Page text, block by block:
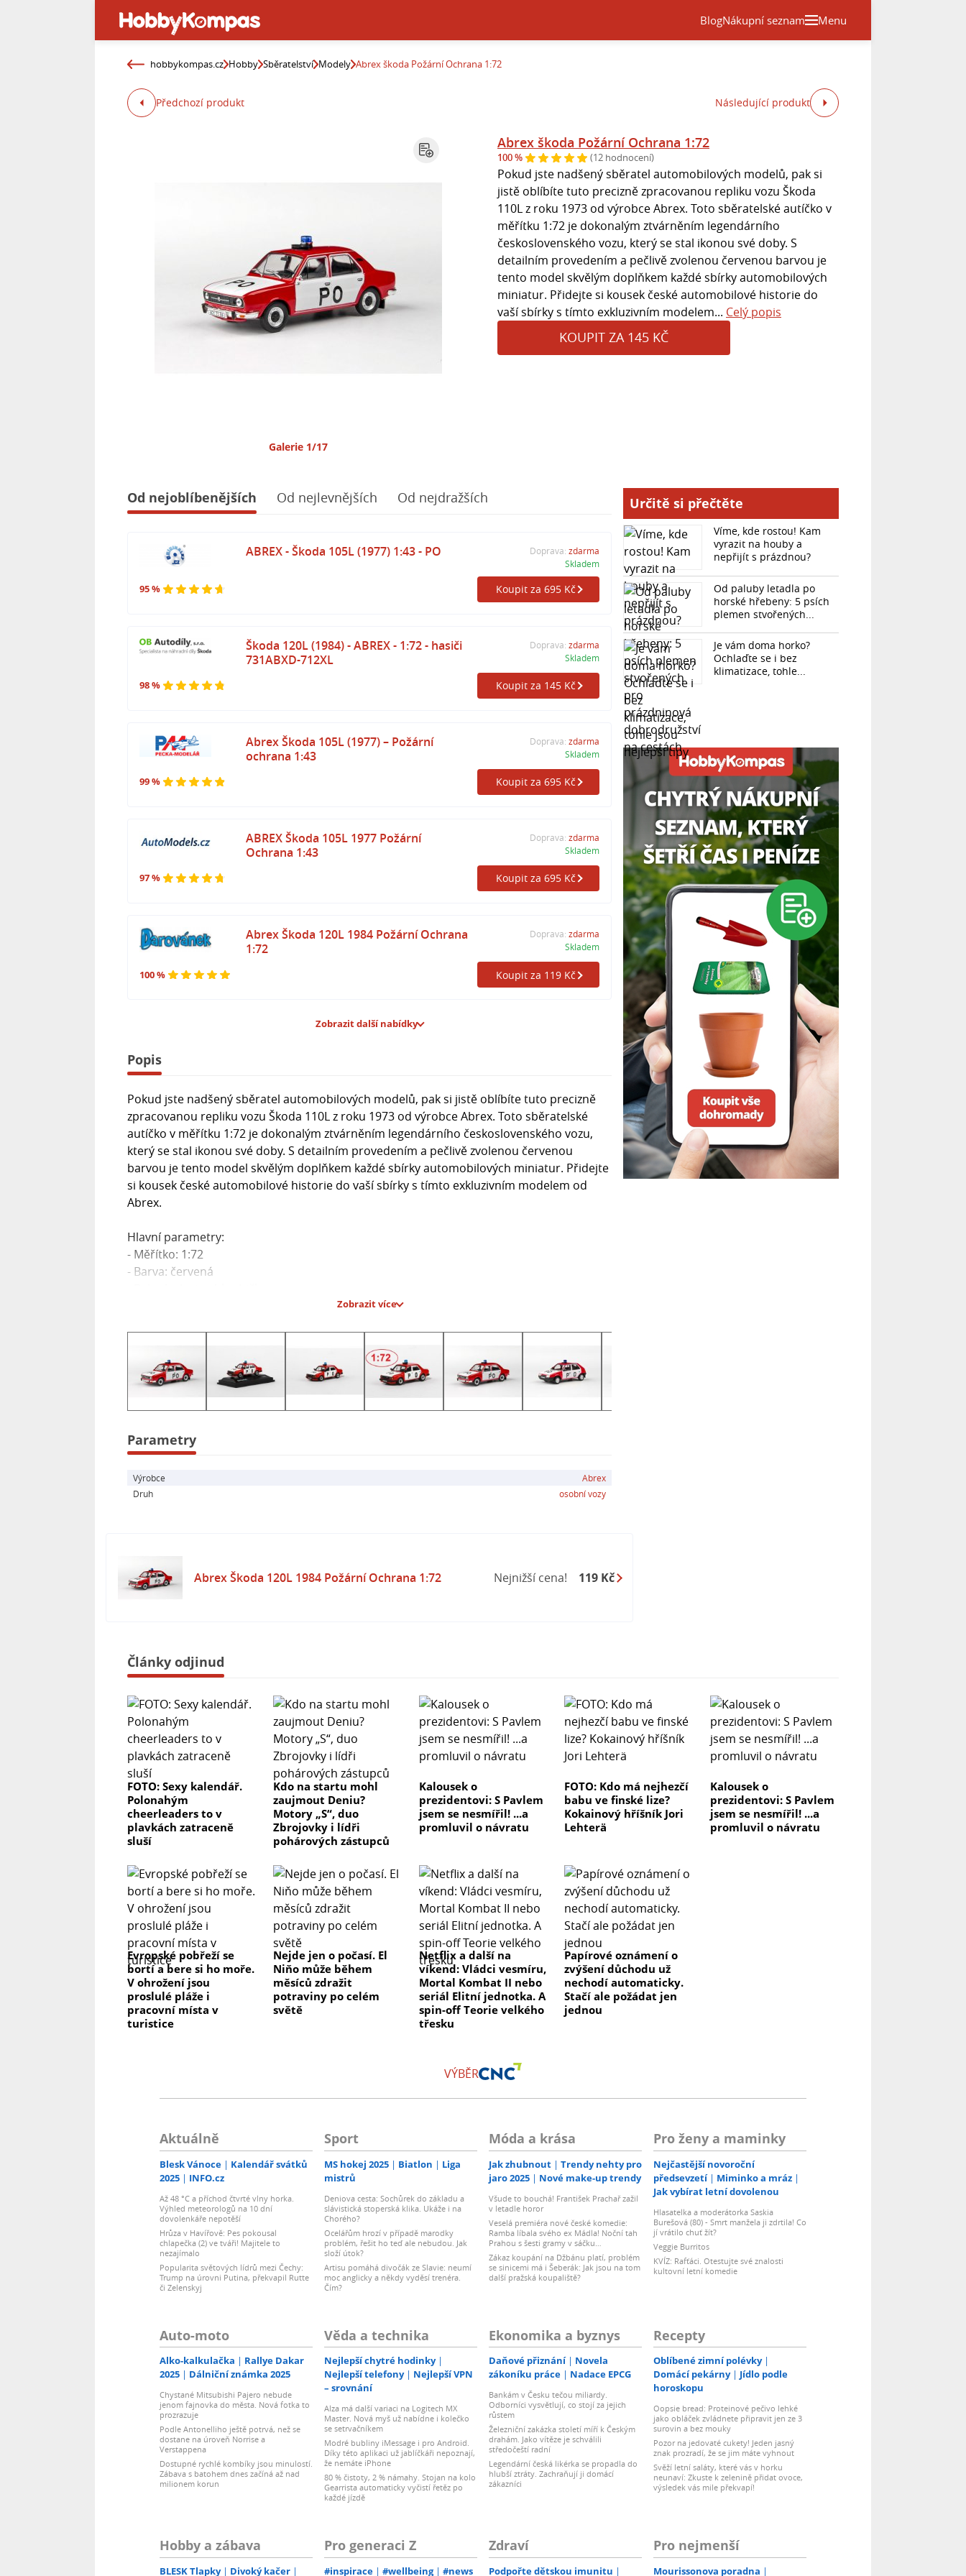
BlogNákupní seznam Menu
hobbykompas.cz Hobby Sběratelství Modely Abrex škoda Požární Ochrana 1:72
Předchozí produkt Následující produkt
Galerie 1/17
Abrex škoda Požární Ochrana 1:72
100 % (12 hodnocení)
Pokud jste nadšený sběratel automobilových modelů, pak si
jistě oblíbíte tuto precizně zpracovanou repliku vozu Škoda
110L z roku 1973 od výrobce Abrex. Toto sběratelské autíčko v
měřítku 1:72 je dokonalým ztvárněním legendárního
československého vozu, který se stal ikonou své doby. S
detailním provedením a pečlivě zvolenou červenou barvou je
tento model skvělým doplňkem každé sbírky automobilových
miniatur. Přidejte si kousek české automobilové historie do
vaší sbírky s tímto exkluzivním modelem... Celý popis
KOUPIT ZA 145 KČ
Od nejoblíbenějších Od nejlevnějších Od nejdražších
95 %
ABREX - Škoda 105L (1977) 1:43 - PO Doprava: zdarma
Skladem
Koupit za 695 Kč
98 %
Škoda 120L (1984) - ABREX - 1:72 - hasiči
731ABXD-712XL
Doprava: zdarma
Skladem
Koupit za 145 Kč
99 %
Abrex Škoda 105L (1977) – Požární
ochrana 1:43
Doprava: zdarma
Skladem
Koupit za 695 Kč
97 %
ABREX Škoda 105L 1977 Požární
Ochrana 1:43
Doprava: zdarma
Skladem
Koupit za 695 Kč
100 %
Abrex Škoda 120L 1984 Požární Ochrana
1:72
Doprava: zdarma
Skladem
Koupit za 119 Kč
Zobrazit další nabídky
Popis
Pokud jste nadšený sběratel automobilových modelů, pak si jistě oblíbíte tuto precizně
zpracovanou repliku vozu Škoda 110L z roku 1973 od výrobce Abrex. Toto sběratelské
autíčko v měřítku 1:72 je dokonalým ztvárněním legendárního československého vozu,
který se stal ikonou své doby. S detailním provedením a pečlivě zvolenou červenou
barvou je tento model skvělým doplňkem každé sbírky automobilových miniatur. Přidejte
si kousek české automobilové historie do vaší sbírky s tímto exkluzivním modelem od
Abrex.
Hlavní parametry:
- Měřítko: 1:72
- Barva: červená
- Přesné ztvárnění legendárního vozu v měřítku 1:72
Zobrazit více
Parametry
Výrobce
Abrex
Druh
osobní vozy
Určitě si přečtěte
Víme, kde rostou! Kam
vyrazit na houby a
nepřijít s prázdnou?
Od paluby letadla po
horské hřebeny: 5 psích
plemen stvořených...
Je vám doma horko?
Ochlaďte se i bez
klimatizace, tohle...
Abrex Škoda 120L 1984 Požární Ochrana 1:72 Nejnižší cena! 119 Kč
Články odjinud
FOTO: Sexy kalendář.
Polonahým
cheerleaders to v
plavkách zatraceně
sluší
Kdo na startu mohl
zaujmout Deniu?
Motory „S“, duo
Zbrojovky i lídři
pohárových zástupců
Kalousek o
prezidentovi: S Pavlem
jsem se nesmířil! ...a
promluvil o návratu
FOTO: Kdo má nejhezčí
babu ve finské lize?
Kokainový hříšník Jori
Lehterä
Kalousek o
prezidentovi: S Pavlem
jsem se nesmířil! ...a
promluvil o návratu
Evropské pobřeží se
bortí a bere si ho moře.
V ohrožení jsou
proslulé pláže i
pracovní místa v
turistice
Nejde jen o počasí. El
Niňo může během
měsíců zdražit
potraviny po celém
světě
Netflix a další na
víkend: Vládci vesmíru,
Mortal Kombat II nebo
seriál Elitní jednotka. A
spin-off Teorie velkého
třesku
Papírové oznámení o
zvýšení důchodu už
nechodí automaticky.
Stačí ale požádat jen
jednou
VÝBĚR
Aktuálně
Blesk Vánoce
Kalendář svátků
2025
INFO.cz
Až 48 °C a příchod čtvrté vlny horka.
Výhled meteorologů na 10 dní
dovolenkáře nepotěší
Hrůza v Havířově: Pes pokousal
chlapečka (2) ve tváři! Majitele to
nezajímalo
Popularita světových lídrů mezi Čechy:
Trump na úrovni Putina, překvapil Rutte
či Zelenskyj
Sport
MS hokej 2025 Biatlon
Liga
mistrů
Deniova cesta: Sochůrek do základu a
slávistická stoperská klika. Ukáže i na
Chorého?
Ocelářům hrozí v případě marodky
problém, řešit ho teď ale nebudou. Jak
složí útok?
Artisu pomáhá divočák ze Slavie: neumí
moc anglicky a někdy vyděsí trenéra.
Čím?
Móda a krása
Jak zhubnout
Trendy nehty pro
jaro 2025
Nové make-up trendy
Všude to bouchá! František Prachař zažil
v letadle horor
Veselá premiéra nové české komedie:
Ramba líbala svého ex Mádla! Noční tah
Prahou s šesti gramy v sáčku…
Zákaz koupání na Džbánu platí, problém
se sinicemi má i Šeberák: Jak jsou na tom
další pražská koupaliště?
Pro ženy a maminky
Nejčastější novoroční
předsevzetí
Miminko a mráz
Jak vybírat letní dovolenou
Hlasatelka a moderátorka Saskia
Burešová (80) - Smrt manžela ji zdrtila! Co
jí vrátilo chuť žít?
Veggie Burritos
KVÍZ: Rafťáci. Otestujte své znalosti
kultovní letní komedie
Auto-moto
Alko-kalkulačka
Rallye Dakar
2025
Dálniční známka 2025
Chystané Mitsubishi Pajero nebude
jenom fajnovka do města. Nová fotka to
prozrazuje
Podle Antonelliho ještě potrvá, než se
dostane na úroveň Norrise a
Verstappena
Dostupné rychlé kombíky jsou minulostí.
Zábava s batohem dnes začíná až nad
milionem korun
Věda a technika
Nejlepší chytré hodinky
Nejlepší telefony
Nejlepší VPN
– srovnání
Alza má další variaci na Logitech MX
Master. Nová myš už nabídne i kolečko
se setrvačníkem
Modré bubliny iMessage i pro Android.
Díky této aplikaci už jablíčkáři nepoznají,
že nemáte iPhone
80 % čistoty, 2 % námahy. Stojan na kolo
Gearrista automaticky vyčistí řetěz po
každé jízdě
Ekonomika a byznys
Daňové přiznání
Novela
zákoníku práce
Nadace EPCG
Bankám v Česku tečou miliardy.
Odborníci vysvětlují, co stojí za jejich
růstem
Železniční zakázka století míří k Českým
drahám. Jako vítěze je schválili
středočeští radní
Legendární česká likérka se propadla do
hlubší ztráty. Zachraňují ji domácí
zákazníci
Recepty
Oblíbené zimní polévky
Domácí pekárny
Jídlo podle
horoskopu
Oopsie bread: Proteinové pečivo lehké
jako obláček zvládnete připravit jen ze 3
surovin a bez mouky
Pozor na jedovaté cukety! Jeden jasný
znak prozradí, že se jim máte vyhnout
Svěží letní saláty, které vás v horku
neunaví: Zkuste k zelenině přidat ovoce,
výsledek vás mile překvapí!
Hobby a zábava
BLESK Tlapky Divoký kačer
Pro generaci Z
#inspirace #wellbeing #news
Zdraví
Podpořte dětskou imunitu
Pro nejmenší
Mourissonova poradna